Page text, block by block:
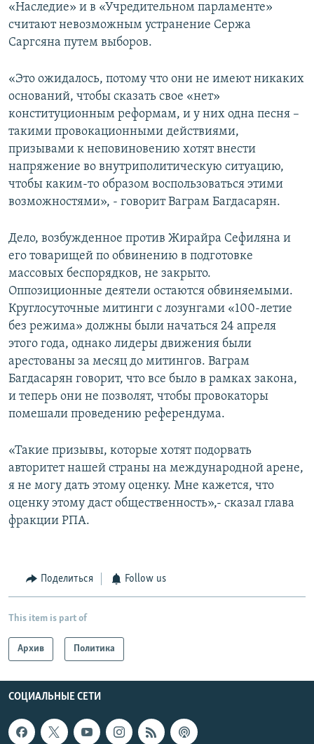
«Наследие» и в «Учредительном парламенте»
считают невозможным устранение Сержа
Саргсяна путем выборов.
«Это ожидалось, потому что они не имеют никаких
оснований, чтобы сказать свое «нет»
конституционным реформам, и у них одна песня –
такими провокационными действиями,
призывами к неповиновению хотят внести
напряжение во внутриполитическую ситуацию,
чтобы каким-то образом воспользоваться этими
возможностями», - говорит Ваграм Багдасарян.
Дело, возбужденное против Жирайра Сефиляна и
его товарищей по обвинению в подготовке
массовых беспорядков, не закрыто.
Оппозиционные деятели остаются обвиняемыми.
Круглосуточные митинги с лозунгами «100-летие
без режима» должны были начаться 24 апреля
этого года, однако лидеры движения были
арестованы за месяц до митингов. Ваграм
Багдасарян говорит, что все было в рамках закона,
и теперь они не позволят, чтобы провокаторы
помешали проведению референдума.
«Такие призывы, которые хотят подорвать
авторитет нашей страны на международной арене,
я не могу дать этому оценку. Мне кажется, что
оценку этому даст общественность»,- сказал глава
фракции РПА.
Поделиться Follow us
This item is part of
Архив Политика
СОЦИАЛЬНЫЕ СЕТИ